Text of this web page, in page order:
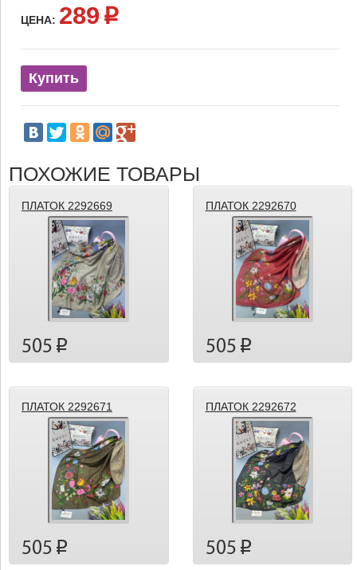
ЦЕНА: 289 p
Купить
ПОХОЖИЕ ТОВАРЫ
ПЛАТОК 2292669
505 p
ПЛАТОК 2292670
505 p
ПЛАТОК 2292671
505 p
ПЛАТОК 2292672
505 p